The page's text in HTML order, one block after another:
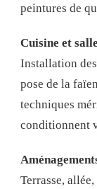
peintures de
Cuisine et
Installation
pose de la
techniques
conditionnent
Terrasse,